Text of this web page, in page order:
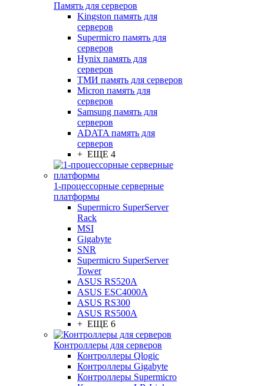
Память для серверов
Kingston память для
серверов
Supermicro память для
серверов
Hynix память для
серверов
ТМИ память для серверов
Micron память для
серверов
Samsung память для
серверов
ADATA память для
серверов
+ ЕЩЕ 4
1-процессорные серверные
платформы
Supermicro SuperServer
Rack
MSI
Gigabyte
SNR
Supermicro SuperServer
Tower
ASUS RS520A
ASUS ESC4000A
ASUS RS300
ASUS RS500A
+ ЕЩЕ 6
Контроллеры для серверов
Контроллеры Qlogic
Контроллеры Gigabyte
Контроллеры Supermicro